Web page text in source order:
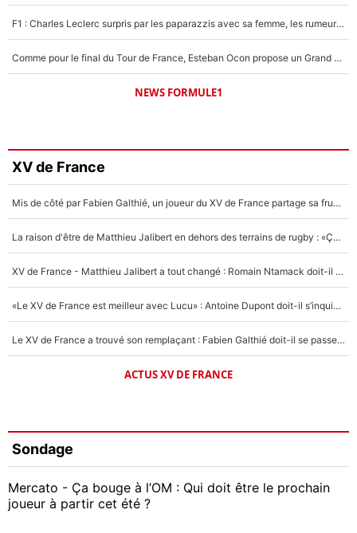
F1 : Charles Leclerc surpris par les paparazzis avec sa femme, les rumeurs étaient vraies !
Comme pour le final du Tour de France, Esteban Ocon propose un Grand Prix de Formule 1 à Paris : «Autour de l’Arc de Triomphe, ce serait génial» !
NEWS FORMULE1
XV de France
Mis de côté par Fabien Galthié, un joueur du XV de France partage sa frustration : «ils ne me l’ont pas dit tout de suite»
La raison d'être de Matthieu Jalibert en dehors des terrains de rugby : «Ça m'atteint autant que si tu touches à un membre de ma famille»
XV de France - Matthieu Jalibert a tout changé : Romain Ntamack doit-il s’inquiéter pour sa place à un an de la Coupe du monde ?
«Le XV de France est meilleur avec Lucu» : Antoine Dupont doit-il s’inquiéter pour sa place ?
Le XV de France a trouvé son remplaçant : Fabien Galthié doit-il se passer d'Antoine Dupont ?
ACTUS XV DE FRANCE
Sondage
Mercato - Ça bouge à l’OM : Qui doit être le prochain
joueur à partir cet été ?